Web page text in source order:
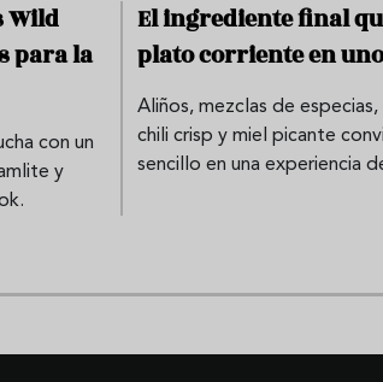
Wild
para la
con un
y
El ingrediente final
plato corriente en
Aliños, mezclas de
chili crisp y miel picante
sencillo en una experiencia